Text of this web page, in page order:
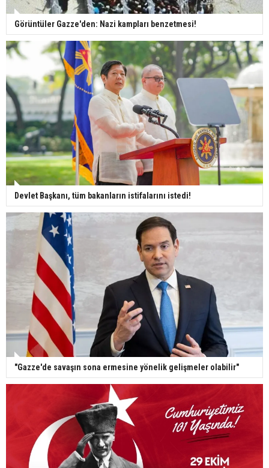
Görüntüler Gazze'den: Nazi kampları benzetmesi!
Devlet Başkanı, tüm bakanların istifalarını istedi!
"Gazze'de savaşın sona ermesine yönelik gelişmeler olabilir"